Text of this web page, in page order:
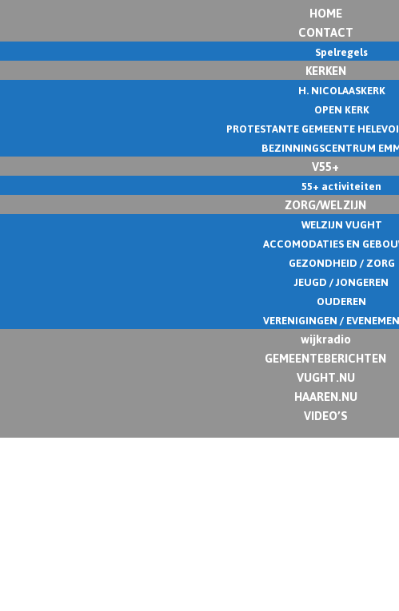
HOME
CONTACT
Spelregels
KERKEN
H. NICOLAASKERK
OPEN KERK
PROTESTANTE GEMEENTE
BEZINNINGSCENTRUM
V55+
55+ activiteiten
ZORG/WELZIJN
WELZIJN VUGHT
ACCOMODATIES EN
GEZONDHEID / ZORG
JEUGD / JONGEREN
OUDEREN
VERENIGINGEN /
wijkradio
GEMEENTEBERICHTEN
VUGHT.NU
HAAREN.NU
VIDEO’S